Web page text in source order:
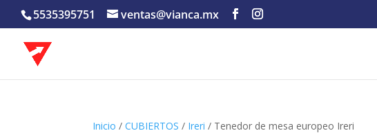
5535395751 ventas@vianca.mx
Inicio /CUBIERTOS / Ireri / Tenedor de mesa europeo Ireri